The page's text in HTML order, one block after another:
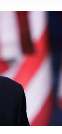
flygplatser, från
tusentals ...